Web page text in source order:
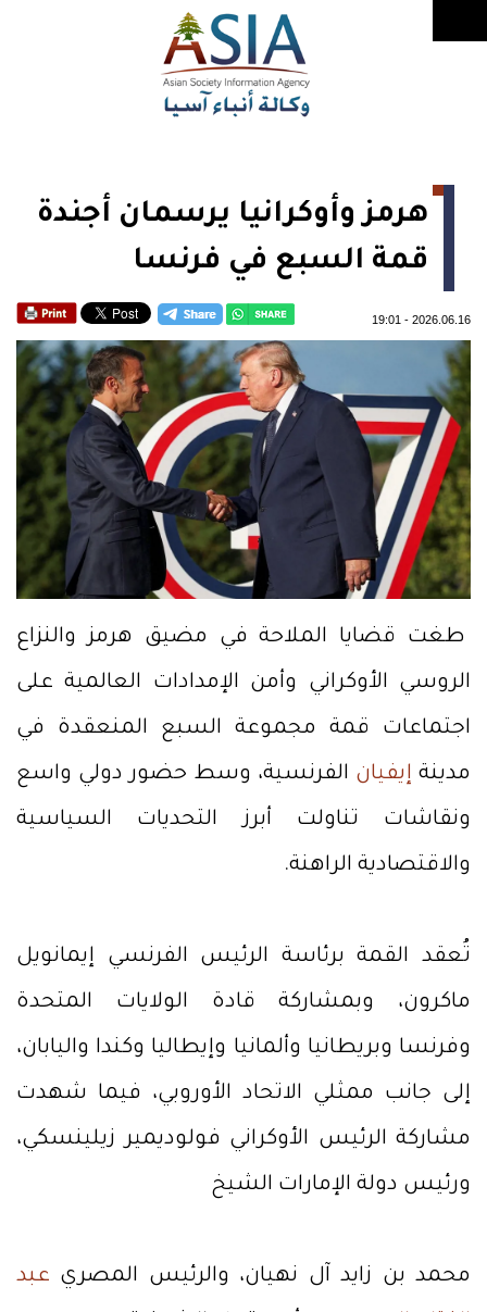
هرمز وأوكرانيا يرسمان أجندة
قمة السبع في فرنسا
2026.06.16
-
19:01
طغت قضايا الملاحة في مضيق هرمز والنزاع
الروسي الأوكراني وأمن الإمدادات العالمية على
اجتماعات قمة مجموعة السبع المنعقدة في
مدينة إيفيان الفرنسية، وسط حضور دولي واسع
ونقاشات تناولت أبرز التحديات السياسية
والاقتصادية الراهنة.
تُعقد القمة برئاسة الرئيس الفرنسي إيمانويل
ماكرون، وبمشاركة قادة الولايات المتحدة
وفرنسا وبريطانيا وألمانيا وإيطاليا وكندا واليابان،
إلى جانب ممثلي الاتحاد الأوروبي، فيما شهدت
مشاركة الرئيس الأوكراني فولوديمير زيلينسكي،
ورئيس دولة الإمارات الشيخ
محمد بن زايد آل نهيان، والرئيس المصري عبد